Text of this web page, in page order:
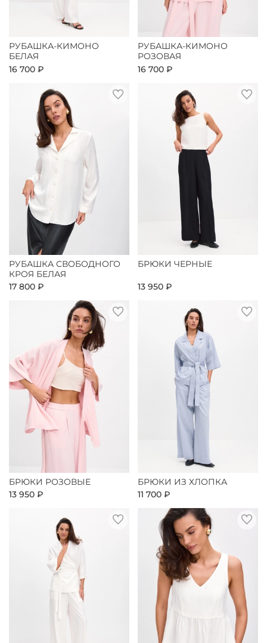
РУБАШКА-КИМОНО
БЕЛАЯ
16 700 ₽
РУБАШКА-КИМОНО
РОЗОВАЯ
16 700 ₽
РУБАШКА СВОБОДНОГО
КРОЯ БЕЛАЯ
17 800 ₽
БРЮКИ ЧЕРНЫЕ
13 950 ₽
БРЮКИ РОЗОВЫЕ
13 950 ₽
БРЮКИ ИЗ ХЛОПКА
11 700 ₽